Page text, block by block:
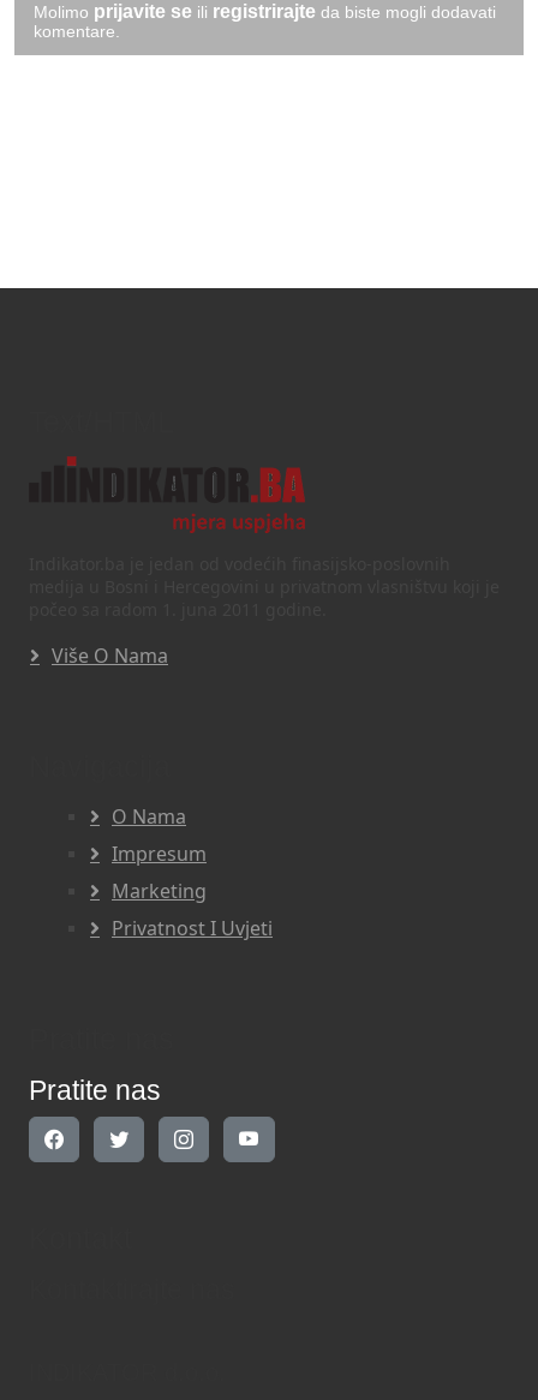
Molimo prijavite se ili registrirajte da biste mogli dodavati
komentare.
Više O Nama
O Nama
Impresum
Marketing
Privatnost I Uvjeti
Pratite nas